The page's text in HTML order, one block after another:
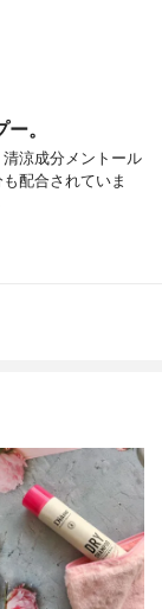
。
涼成分メントール
配合されていま